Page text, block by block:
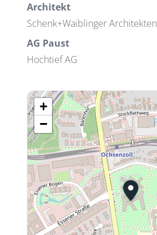
Architekt
Schenk+Waiblinger Architekten
AG Paust
Hochtief AG
+
−